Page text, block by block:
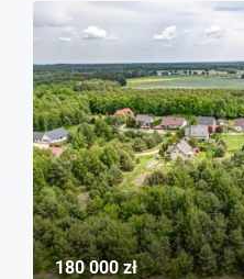
180 000 zł